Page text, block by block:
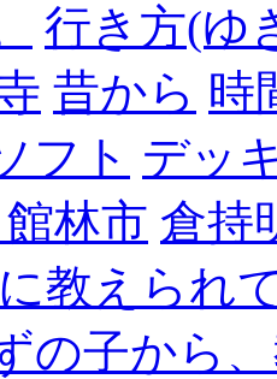
行き方(ゆ
昔から 時
フト デッ
林市 倉持
教えられ
の子から